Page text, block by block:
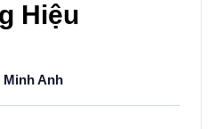
Hiệu
Minh Anh